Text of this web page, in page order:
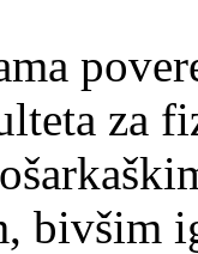
za
bivšim